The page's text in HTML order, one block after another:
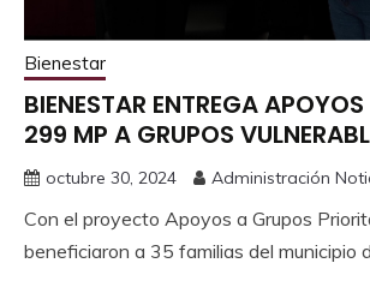
Bienestar
BIENESTAR ENTREGA
299 MP A GRUPOS
octubre 30, 2024 Administración
Con el proyecto Apoyos a Grupos
beneficiaron a 35 familias del municipio